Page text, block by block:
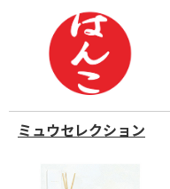
ミュウセレクション